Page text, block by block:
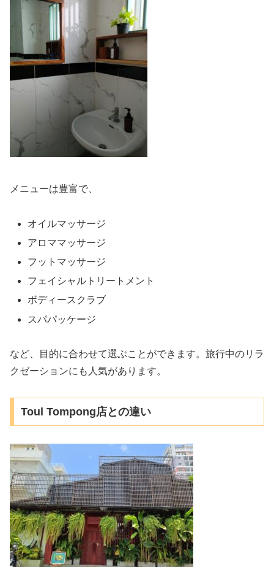
メニューは豊富で、
オイルマッサージ
アロママッサージ
フットマッサージ
フェイシャルトリートメント
ボディースクラブ
スパパッケージ
など、目的に合わせて選ぶことができます。旅行中のリラ
クゼーションにも人気があります。
Toul Tompong店との違い